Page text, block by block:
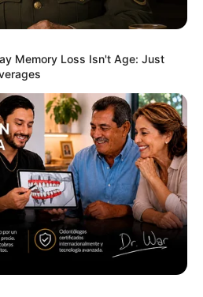
นะนำ
look เป๊ะทุกมุมดูดี
ลขคู่นี้ไหม
Memory Loss Isn't Age: Just